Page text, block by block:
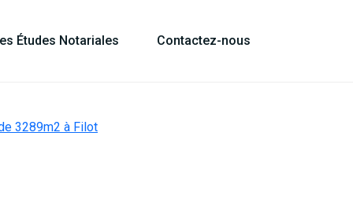
Études Notariales Contactez-nous